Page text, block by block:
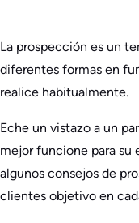
La prospección es un
diferentes formas en
realice habitualmente.
Eche un vistazo a un
mejor funcione para su
algunos consejos de
clientes objetivo en